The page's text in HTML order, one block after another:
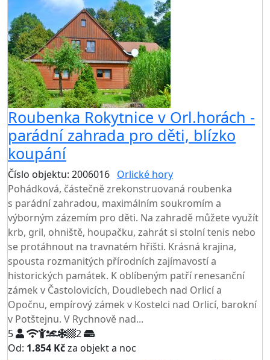
Roubenka Rokytnice v Orl.horách -
parádní zahrada pro děti, blízko
koupání
Číslo objektu: 2006016 Orlické hory
Pohádková, částečně zrekonstruovaná roubenka
s parádní zahradou, maximálním soukromím a
výborným zázemím pro děti. Na zahradě můžete využít
krb, gril, ohniště, houpačku, zahrát si stolní tenis nebo
se protáhnout na travnatém hřišti. Krásná krajina,
spousta rozmanitých přírodních zajímavostí a
historických památek. K oblíbeným patří renesanční
zámek v Častolovicích, Doudlebech nad Orlicí a
Opočnu, empírový zámek v Kostelci nad Orlicí, barokní
v Potštejnu. V Rychnově nad...
5
2
Od: 1.854 Kčza objekt a noc